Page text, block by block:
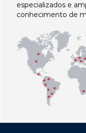
especializados e
conhecimento de